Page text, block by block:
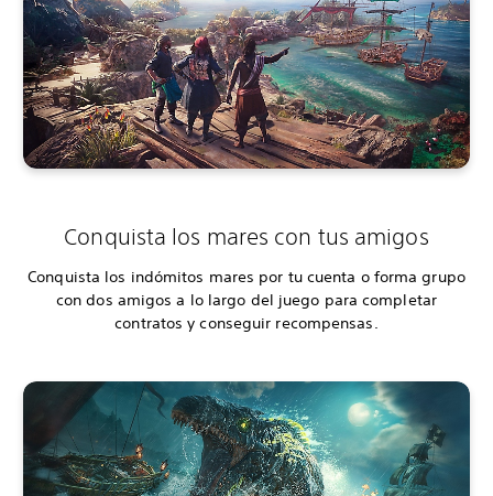
Conquista los mares con tus amigos
Conquista los indómitos mares por tu cuenta o forma grupo
con dos amigos a lo largo del juego para completar
contratos y conseguir recompensas.